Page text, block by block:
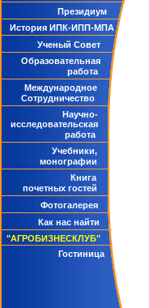
Президиум
История ИПК-ИПП-МПА
Ученый Совет
Образовательная
работа
Международное
Сотрудничество
Научно-
исследовательская
работа
Учебники,
монографии
Книга
почетных гостей
Фотогалерея
Как нас найти
"АГРОБИЗНЕСКЛУБ"
Гостиница